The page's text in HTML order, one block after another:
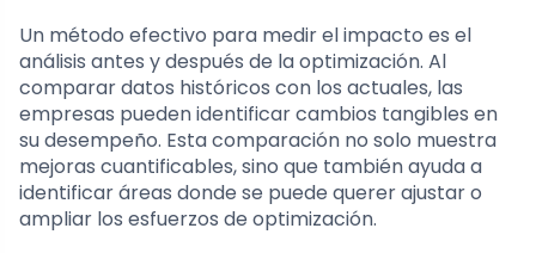
Un método efectivo para medir el impacto es el
análisis antes y después de la optimización. Al
comparar datos históricos con los actuales, las
empresas pueden identificar cambios tangibles en
su desempeño. Esta comparación no solo muestra
mejoras cuantificables, sino que también ayuda a
identificar áreas donde se puede querer ajustar o
ampliar los esfuerzos de optimización.